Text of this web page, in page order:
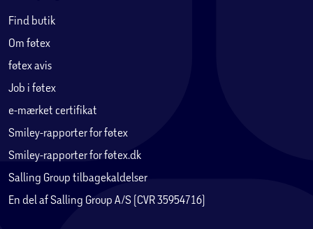
Find butik
Om føtex
føtex avis
Job i føtex
e-mærket certifikat
Smiley-rapporter for føtex
Smiley-rapporter for føtex.dk
Salling Group tilbagekaldelser
En del af Salling Group A/S (CVR 35954716)